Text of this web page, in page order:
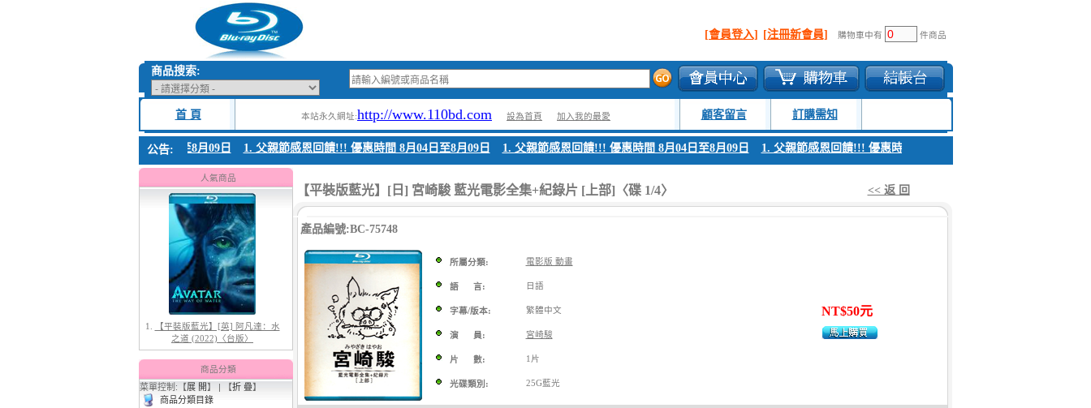
[會員登入] [注冊新會員] 購物車中有 件商品
商品搜索:
首 頁 本站永久網址:http://www.110bd.com 設為首頁 加入我的最愛 顧客留言 訂購需知
公告:
感恩回饋!!! 優惠時間 8月04日至8月09日 1. 父親節感恩回饋!!! 優惠時間 8月04日至8月09日 1. 父親節感恩回饋!!! 優惠時間 8月04日至8月09日 1. 父親節感恩回饋!!! 優惠時間 8月04日至8月09日
人氣商品
1.【平裝版藍光】[英] 阿凡達：水
之道 (2022)〈台版〉
與燼 (2025)(Atmos 版)〈台版〉
商品分類
菜單控制:【展 開】 | 【折 疊】
商品分類目錄
【平裝版藍光】[日] 宮崎駿 藍光電影全集+紀錄片 [上部]〈碟 1/4〉 << 返 回
產品編號:BC-75748
所屬分類: 電影版 動畫
語 言: 日語
字幕/版本: 繁體中文
演 員: 宮崎駿
片 數: 1片
光碟類別: 25G藍光
NT$50元